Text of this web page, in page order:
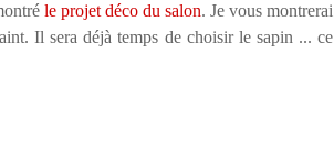
le projet déco du salon. Je vous montrerai
Il sera déjà temps de choisir le sapin ... ce